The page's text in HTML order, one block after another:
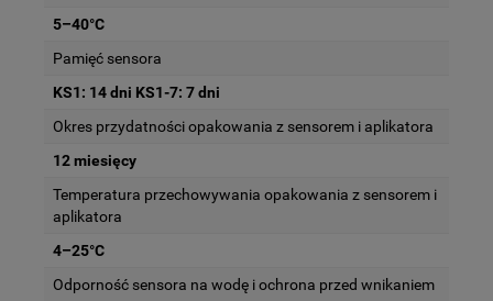
5–40°C
Pamięć sensora
KS1: 14 dni KS1-7: 7 dni
Okres przydatności opakowania z sensorem i aplikatora
12 miesięcy
Temperatura przechowywania opakowania z sensorem i
aplikatora
4–25°C
Odporność sensora na wodę i ochrona przed wnikaniem